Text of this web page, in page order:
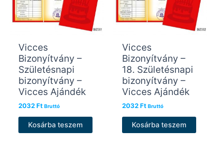
Vicces
Bizonyítvány –
Születésnapi
bizonyítvány –
Vicces Ajándék
2032Ft Bruttó
Kosárba teszem
Vicces
Bizonyítvány –
18. Születésnapi
bizonyítvány –
Vicces Ajándék
2032Ft Bruttó
Kosárba teszem